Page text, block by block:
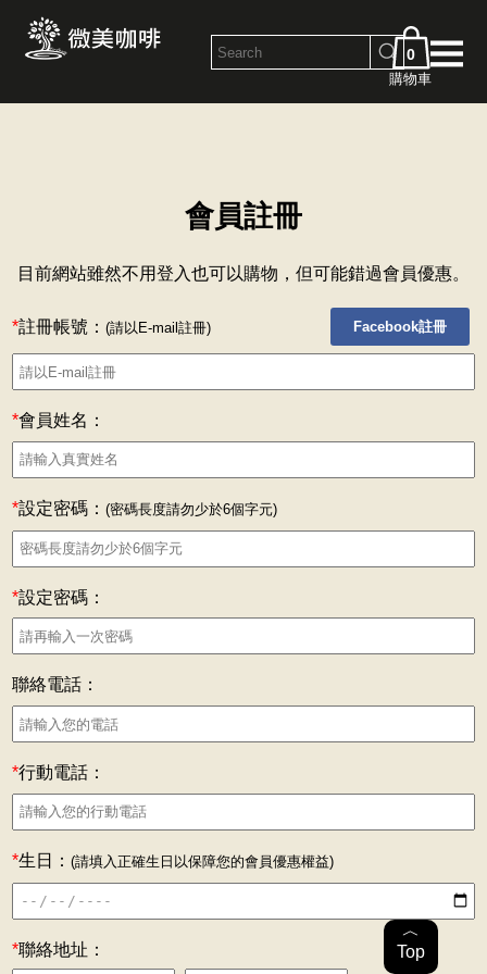
0
購物車
會員註冊
目前網站雖然不用登入也可以購物，但可能錯過會員優惠。
*註冊帳號：(請以E-mail註冊) Facebook註冊
*會員姓名：
*設定密碼：(密碼長度請勿少於6個字元)
*設定密碼：
聯絡電話：
*行動電話：
*生日：(請填入正確生日以保障您的會員優惠權益)
*聯絡地址：
︿
Top